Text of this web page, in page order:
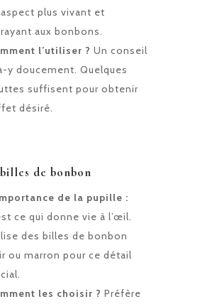
plus vivant et
aux bonbons.
l’utiliser ? Un conseil
y doucement. Quelques
suffisent pour obtenir
désiré.
de bonbon
de la pupille :
ce qui donne vie à l’œil.
des billes de bonbon
ou marron pour ce détail
les choisir ? Préfère